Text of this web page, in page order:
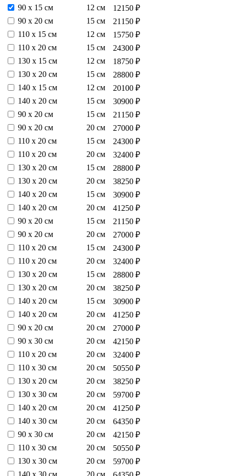
90 х 15 см
12 см
12150 ₽
90 х 20 см
15 см
21150 ₽
110 х 15 см
12 см
15750 ₽
110 х 20 см
15 см
24300 ₽
130 х 15 см
12 см
18750 ₽
130 х 20 см
15 см
28800 ₽
140 х 15 см
12 см
20100 ₽
140 х 20 см
15 см
30900 ₽
90 х 20 см
15 см
21150 ₽
90 х 20 см
20 см
27000 ₽
110 х 20 см
15 см
24300 ₽
110 х 20 см
20 см
32400 ₽
130 х 20 см
15 см
28800 ₽
130 х 20 см
20 см
38250 ₽
140 х 20 см
15 см
30900 ₽
140 х 20 см
20 см
41250 ₽
90 х 20 см
15 см
21150 ₽
90 х 20 см
20 см
27000 ₽
110 х 20 см
15 см
24300 ₽
110 х 20 см
20 см
32400 ₽
130 х 20 см
15 см
28800 ₽
130 х 20 см
20 см
38250 ₽
140 х 20 см
15 см
30900 ₽
140 х 20 см
20 см
41250 ₽
90 х 20 см
20 см
27000 ₽
90 х 30 см
20 см
42150 ₽
110 х 20 см
20 см
32400 ₽
110 х 30 см
20 см
50550 ₽
130 х 20 см
20 см
38250 ₽
130 х 30 см
20 см
59700 ₽
140 х 20 см
20 см
41250 ₽
140 х 30 см
20 см
64350 ₽
90 х 30 см
20 см
42150 ₽
110 х 30 см
20 см
50550 ₽
130 х 30 см
20 см
59700 ₽
140 х 30 см
20 см